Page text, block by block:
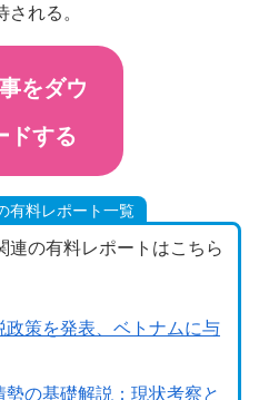
される。
をダウ
ドする
有料レポート一覧
連の有料レポートはこちら
策を発表、ベトナムに与
の基礎解説：現状考察と